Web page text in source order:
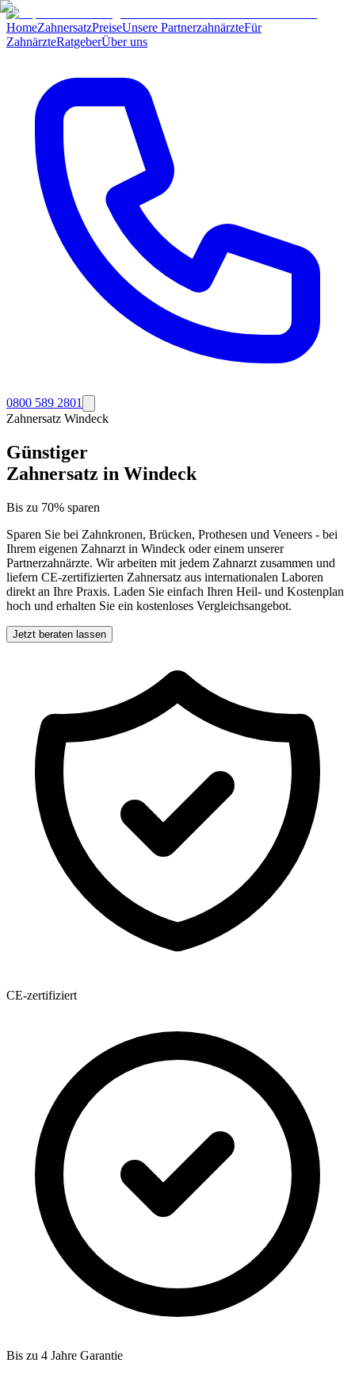
HomeZahnersatzPreiseUnsere PartnerzahnärzteFür
ZahnärzteRatgeberÜber uns
0800 589 2801
Zahnersatz Windeck
Günstiger
Zahnersatz in Windeck
Bis zu 70% sparen
Sparen Sie bei Zahnkronen, Brücken, Prothesen und Veneers - bei
Ihrem eigenen Zahnarzt in Windeck oder einem unserer
Partnerzahnärzte. Wir arbeiten mit jedem Zahnarzt zusammen und
liefern CE-zertifizierten Zahnersatz aus internationalen Laboren
direkt an Ihre Praxis. Laden Sie einfach Ihren Heil- und Kostenplan
hoch und erhalten Sie ein kostenloses Vergleichsangebot.
Jetzt beraten lassen
CE-zertifiziert
Bis zu 4 Jahre Garantie